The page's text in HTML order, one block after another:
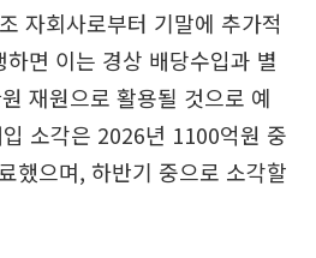
자회사로부터 기말에 추가적
면 이는 경상 배당수입과 별
재원으로 활용될 것으로 예
소각은 2026년 1100억원 중
했으며, 하반기 중으로 소각할